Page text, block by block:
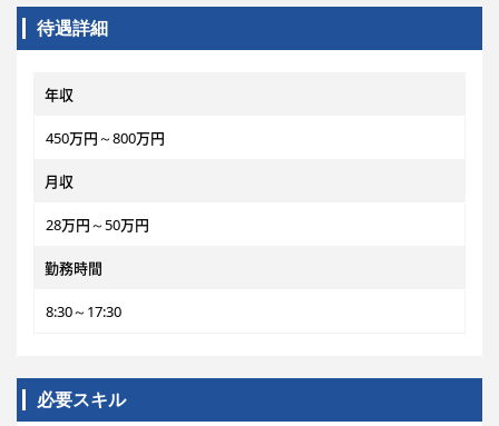
待遇詳細
年収
450万円～800万円
月収
28万円～50万円
勤務時間
8:30～17:30
必要スキル